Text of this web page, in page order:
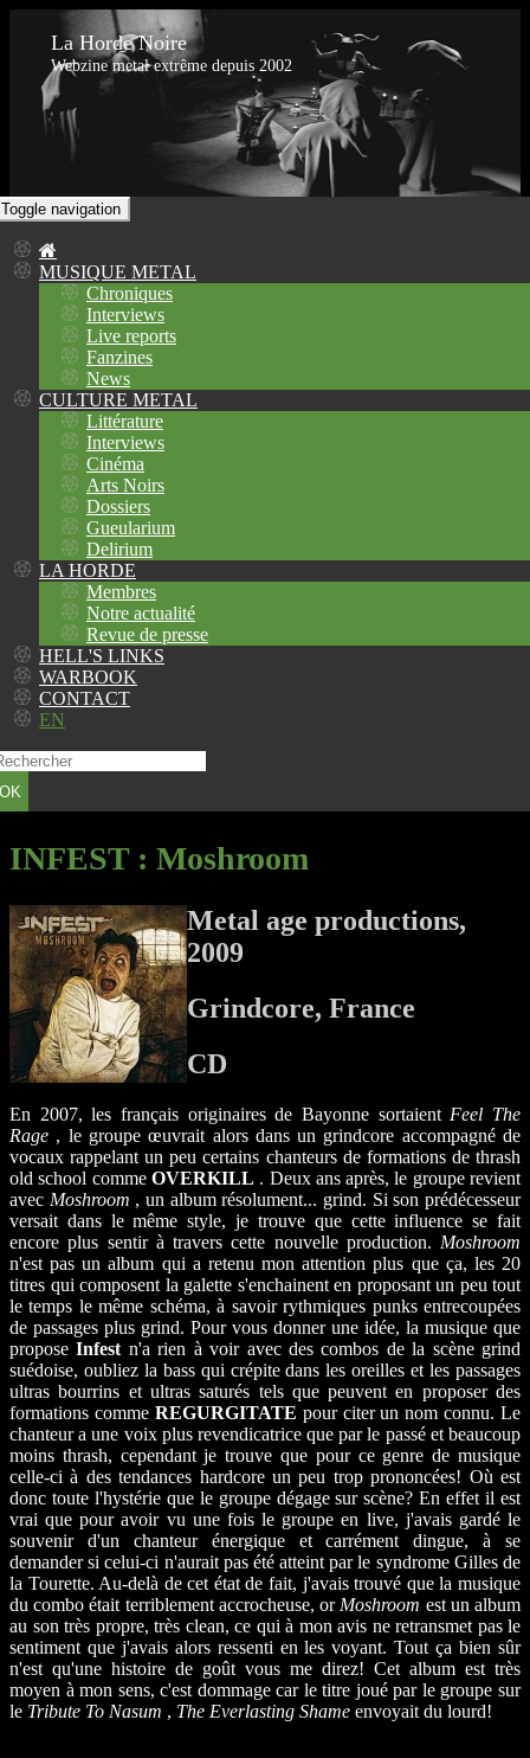
La Horde Noire
Webzine metal extrême depuis 2002
Toggle navigation
MUSIQUE METAL
Chroniques
Interviews
Live reports
Fanzines
News
CULTURE METAL
Littérature
Interviews
Cinéma
Arts Noirs
Dossiers
Gueularium
Delirium
LA HORDE
Membres
Notre actualité
Revue de presse
HELL'S LINKS
WARBOOK
CONTACT
EN
OK
INFEST: Moshroom
Metal age productions,
2009
Grindcore, France
CD
En 2007, les français originaires de Bayonne sortaient Feel The
Rage , le groupe œuvrait alors dans un grindcore accompagné de
vocaux rappelant un peu certains chanteurs de formations de thrash
old school comme OVERKILL . Deux ans après, le groupe revient
avec Moshroom , un album résolument... grind. Si son prédécesseur
versait dans le même style, je trouve que cette influence se fait
encore plus sentir à travers cette nouvelle production. Moshroom
n'est pas un album qui a retenu mon attention plus que ça, les 20
titres qui composent la galette s'enchainent en proposant un peu tout
le temps le même schéma, à savoir rythmiques punks entrecoupées
de passages plus grind. Pour vous donner une idée, la musique que
proposeInfest n'a rien à voir avec des combos de la scène grind
suédoise, oubliez la bass qui crépite dans les oreilles et les passages
ultras bourrins et ultras saturés tels que peuvent en proposer des
formations comme REGURGITATE pour citer un nom connu. Le
chanteur a une voix plus revendicatrice que par le passé et beaucoup
moins thrash, cependant je trouve que pour ce genre de musique
celle-ci à des tendances hardcore un peu trop prononcées! Où est
donc toute l'hystérie que le groupe dégage sur scène? En effet il est
vrai que pour avoir vu une fois le groupe en live, j'avais gardé le
souvenir d'un chanteur énergique et carrément dingue, à se
demander si celui-ci n'aurait pas été atteint par le syndrome Gilles de
la Tourette. Au-delà de cet état de fait, j'avais trouvé que la musique
du combo était terriblement accrocheuse, or Moshroom est un album
au son très propre, très clean, ce qui à mon avis ne retransmet pas le
sentiment que j'avais alors ressenti en les voyant. Tout ça bien sûr
n'est qu'une histoire de goût vous me direz! Cet album est très
moyen à mon sens, c'est dommage car le titre joué par le groupe sur
le Tribute To Nasum , The Everlasting Shame envoyait du lourd!